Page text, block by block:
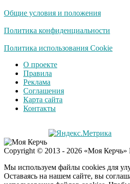
Общие условия и положения
Политика конфиденциальности
Политика использования Cookie
О проекте
Правила
Реклама
Соглашения
Карта сайта
Контакты
Copyright © 2013 - 2026 «Моя
Мы используем файлы cookies для
Оставаясь на нашем сайте, вы